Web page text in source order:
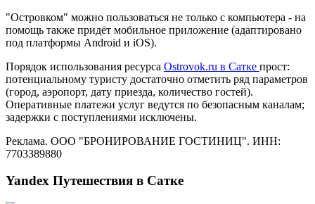
"Островком" можно пользоваться не только с компьютера - на
помощь также придёт мобильное приложение (адаптировано
под платформы Android и iOS).
Порядок использования ресурса Ostrovok.ru в Сатке прост:
потенциальному туристу достаточно отметить ряд параметров
(город, аэропорт, дату приезда, количество гостей).
Оперативные платежи услуг ведутся по безопасным каналам;
задержки с поступлениями исключены.
Реклама. ООО "БРОНИРОВАНИЕ ГОСТИНИЦ". ИНН:
7703389880
Yandex Путешествия в Сатке